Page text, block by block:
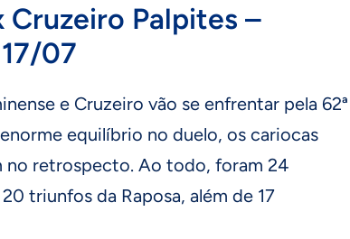
Cruzeiro Palpites –
07
e Cruzeiro vão se enfrentar pela 62ª
equilíbrio no duelo, os cariocas
no retrospecto. Ao todo, foram 24
triunfos da Raposa, além de 17